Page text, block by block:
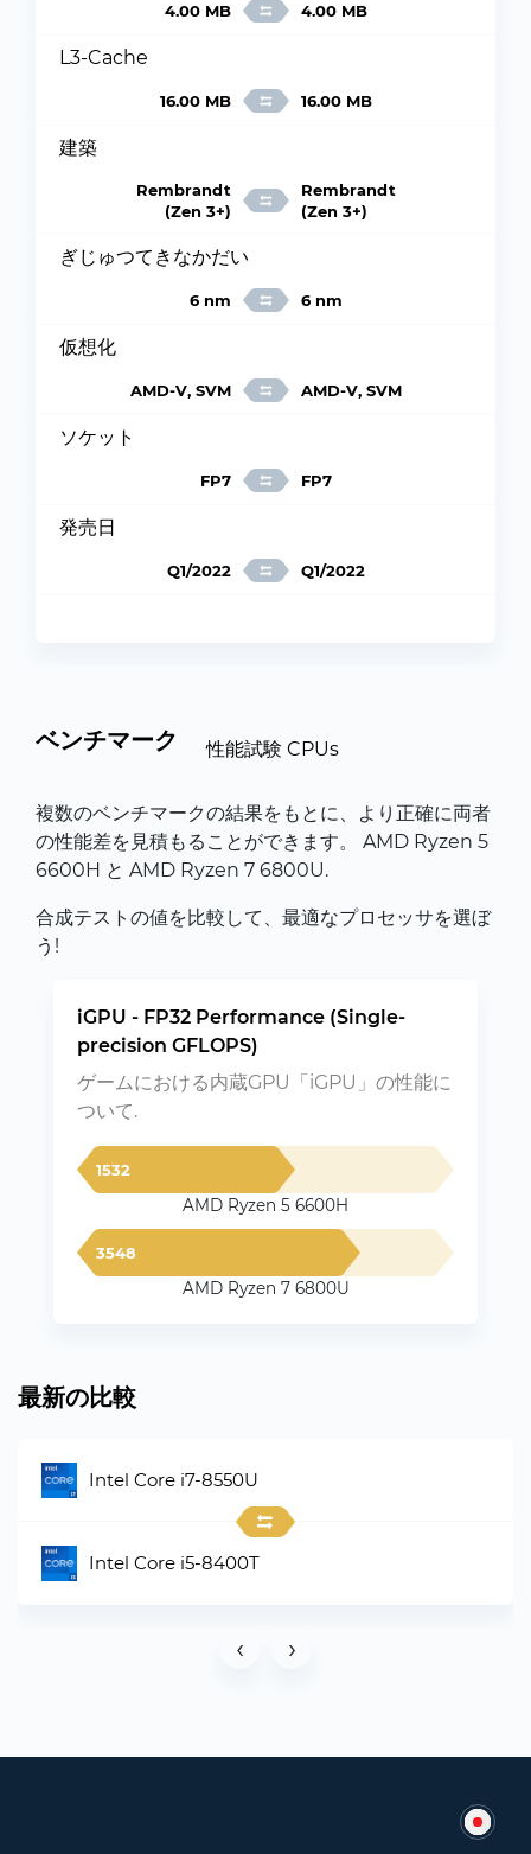
4.00 MB 4.00 MB
L3-Cache
16.00 MB 16.00 MB
建築
Rembrandt
(Zen 3+)
Rembrandt
(Zen 3+)
ぎじゅつてきなかだい
6 nm 6 nm
仮想化
AMD-V, SVM AMD-V, SVM
ソケット
FP7 FP7
発売日
Q1/2022 Q1/2022
ベンチマーク 性能試験 CPUs
複数のベンチマークの結果をもとに、より正確に両者
の性能差を見積もることができます。 AMD Ryzen 5
6600H と AMD Ryzen 7 6800U.
合成テストの値を比較して、最適なプロセッサを選ぼ
う!
iGPU - FP32 Performance (Single-
precision GFLOPS)
ゲームにおける内蔵GPU「iGPU」の性能に
ついて.
1532
AMD Ryzen 5 6600H
3548
AMD Ryzen 7 6800U
最新の比較
Intel Core i7-8550U
Intel Core i5-8400T
‹ ›